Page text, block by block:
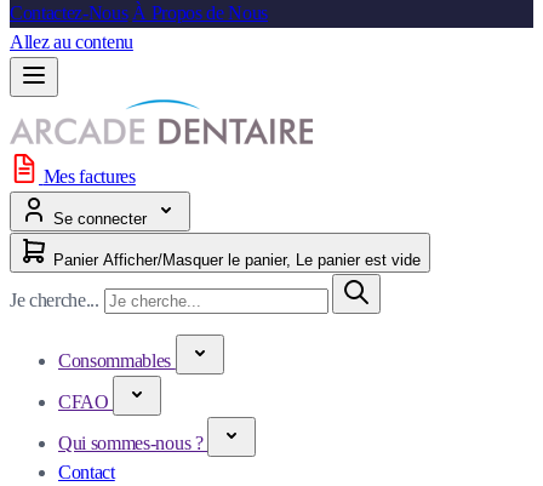
Contactez-Nous À Propos de Nous
Allez au contenu
Mes factures
Se connecter
Panier Afficher/Masquer le panier, Le panier est vide
Je cherche...
Consommables
CFAO
Qui sommes-nous ?
Contact